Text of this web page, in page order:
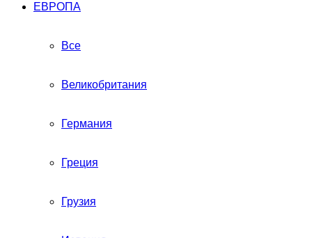
ЕВРОПА
Все
Великобритания
Германия
Греция
Грузия